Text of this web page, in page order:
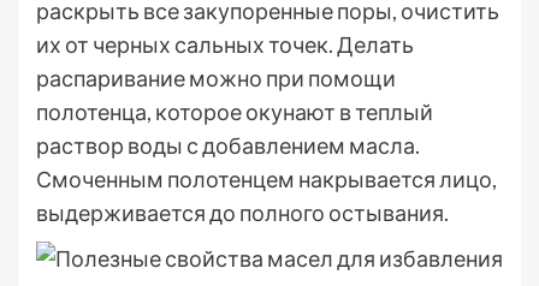
раскрыть все закупоренные поры, очистить
их от черных сальных точек. Делать
распаривание можно при помощи
полотенца, которое окунают в теплый
раствор воды с добавлением масла.
Смоченным полотенцем накрывается лицо,
выдерживается до полного остывания.